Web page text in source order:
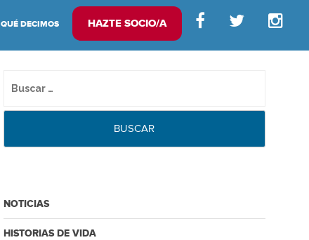
QUÉ DECIMOS HAZTE SOCIO/A
NOTICIAS
HISTORIAS DE VIDA